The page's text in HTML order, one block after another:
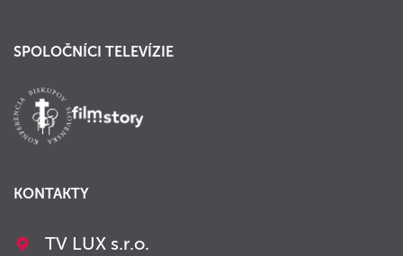
SPOLOČNÍCI TELEVÍZIE
KONTAKTY
TV LUX s.r.o.